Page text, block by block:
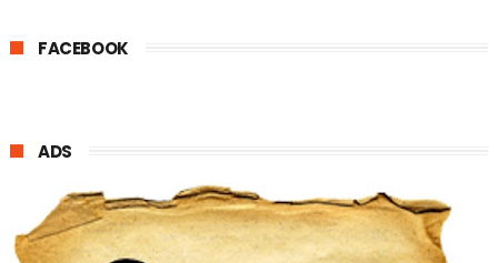
FACEBOOK
ADS